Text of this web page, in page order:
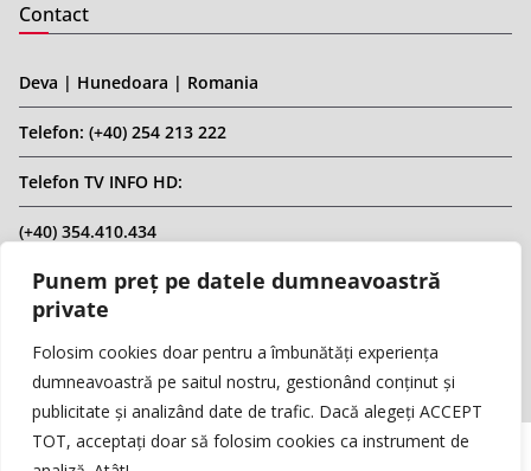
Punem preț pe datele dumneavoastră
private
Folosim cookies doar pentru a îmbunătăți experiența
dumneavoastră pe saitul nostru, gestionând conținut și
publicitate și analizând date de trafic. Dacă alegeți ACCEPT
TOT, acceptați doar să folosim cookies ca instrument de
Contact
Deva | Hunedoara | Romania
Telefon: (+40) 254 213 222
Telefon TV INFO HD:
(+40) 354.410.434
Email: infohd20@gmail.com
Website: www.replicahd.ro